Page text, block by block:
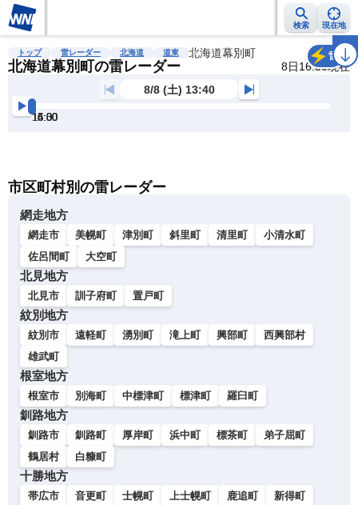
検索 現在地
雨雲レーダー 台風情報 地震情報 警報・注意報 2週間天気 ラ
トップ 雷レーダー 北海道 道東 北海道幕別町
北海道幕別町の雷レーダー 8日16:30現在
雷
8/8 (土) 13:40
14:00
14:30
15:00
15:30
16:00
16:30
市区町村別の雷レーダー
網走地方
網走市 美幌町 津別町 斜里町 清里町
小清水町
佐呂間町
大空町
北見地方
北見市 訓子府町 置戸町
紋別地方
紋別市 遠軽町 湧別町 滝上町 興部町
西興部村
雄武町
根室地方
根室市 別海町 中標津町 標津町 羅臼町
釧路地方
釧路市 釧路町 厚岸町 浜中町 標茶町
弟子屈町
鶴居村
白糠町
十勝地方
帯広市 音更町 士幌町 上士幌町 鹿追町
新得町